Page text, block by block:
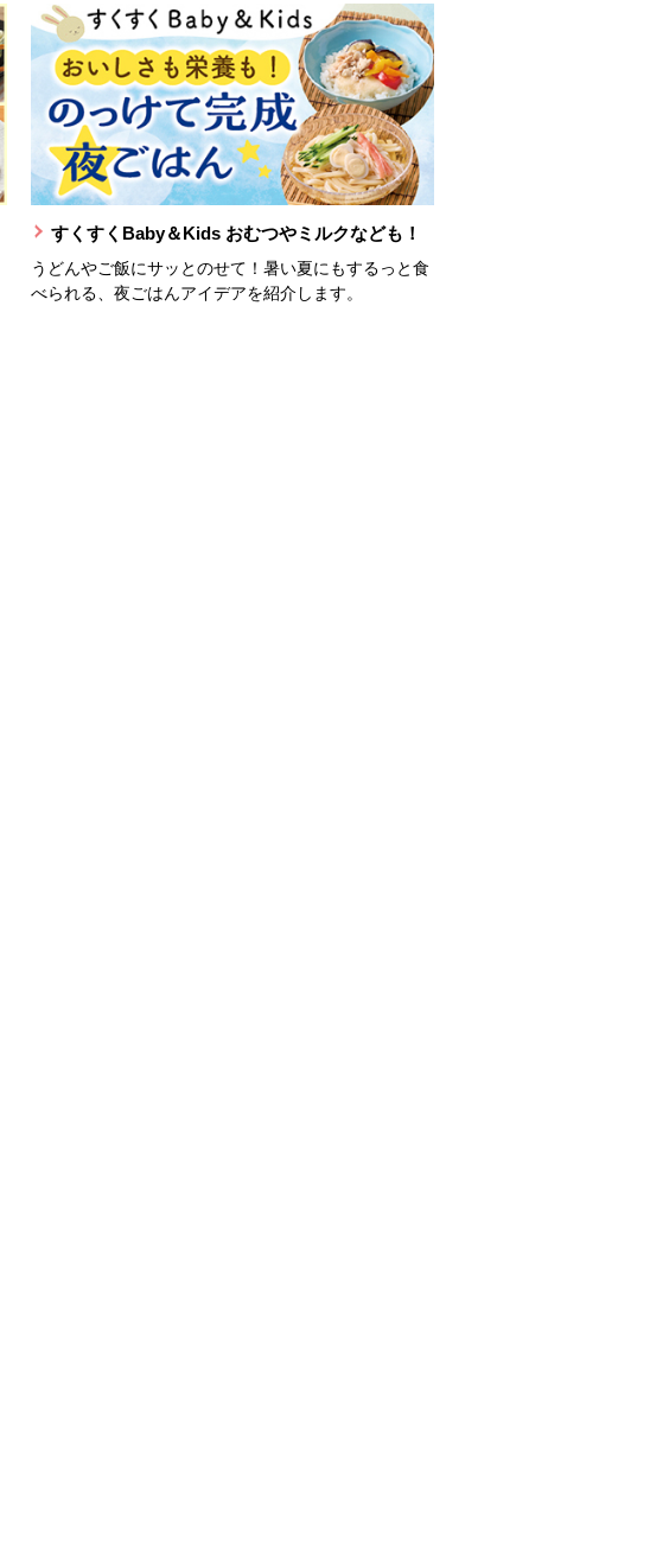
すくすくBaby＆Kids おむつやミルクなども！
うどんやご飯にサッとのせて！暑い夏にもするっと食
べられる、夜ごはんアイデアを紹介します。